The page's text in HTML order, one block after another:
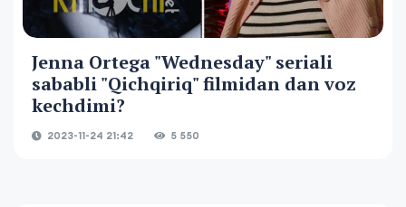
Jenna Ortega "Wednesday" seriali
sababli "Qichqiriq" filmidan dan voz
kechdimi?
2023-11-24 21:42 5 550